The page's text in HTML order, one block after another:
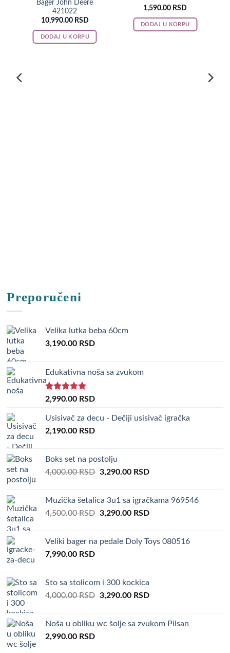
Bager John Deere
421022
10,990.00 RSD
DODAJ U KORPU
1,590.00 RSD
DODAJ U KORPU
Preporučeni
Velika lutka beba 60cm
3,190.00 RSD
Edukativna noša sa zvukom
Rated5.00
2,990.00 RSD
Usisivač za decu - Dečiji usisivač igračka
2,190.00 RSD
Boks set na postolju
4,000.00RSD Original
4,000.00 RSD.
3,290.00 RSDCurrent
3,290.00 RSD.
Muzička šetalica 3u1 sa igračkama 969546
4,500.00RSD Original
4,500.00 RSD.
3,290.00 RSDCurrent
3,290.00 RSD.
Veliki bager na pedale Doly Toys 080516
7,990.00 RSD
Sto sa stolicom i 300 kockica
4,000.00RSD Original
4,000.00 RSD.
3,290.00 RSDCurrent
3,290.00 RSD.
Noša u obliku wc šolje sa zvukom Pilsan
2,990.00 RSD